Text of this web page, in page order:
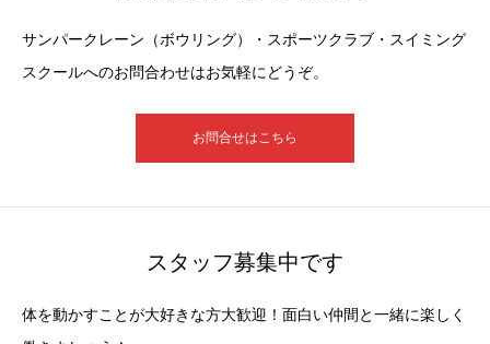
サンパークレーン（ボウリング）・スポーツクラブ・スイミング
スクールへのお問合わせはお気軽にどうぞ。
お問合せはこちら
スタッフ募集中です
体を動かすことが大好きな方大歓迎！面白い仲間と一緒に楽しく